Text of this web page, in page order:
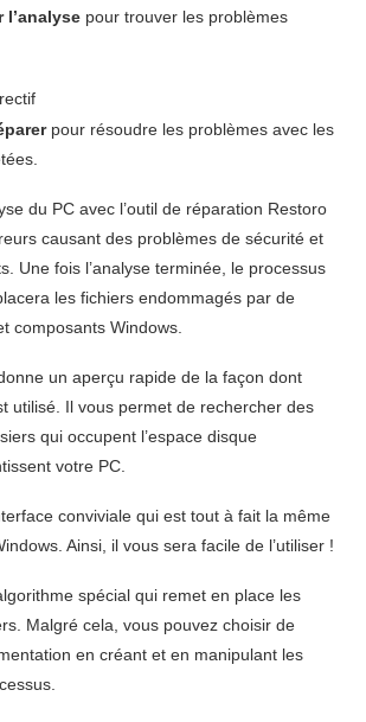
l’analyse pour trouver les problèmes
pour résoudre les problèmes avec les
du PC avec l’outil de réparation Restoro
causant des problèmes de sécurité et
Une fois l’analyse terminée, le processus
les fichiers endommagés par de
composants Windows.
un aperçu rapide de la façon dont
utilisé. Il vous permet de rechercher des
qui occupent l’espace disque
votre PC.
conviviale qui est tout à fait la même
Ainsi, il vous sera facile de l’utiliser !
spécial qui remet en place les
Malgré cela, vous pouvez choisir de
en créant et en manipulant les